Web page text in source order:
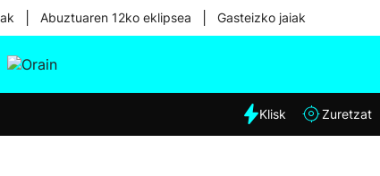
Abuztuaren 12ko eklipsea Gasteizko jaiak
Eguraldia
Klisk Zuretzat